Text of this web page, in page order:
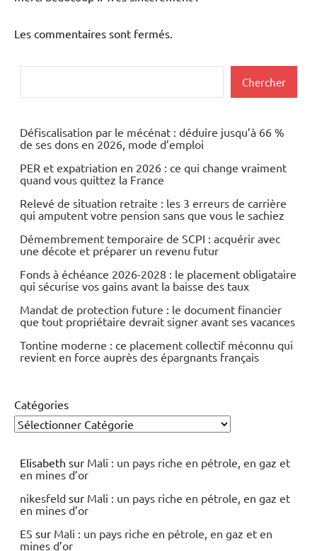
Les commentaires sont fermés.
Chercher
Défiscalisation par le mécénat : déduire jusqu’à 66 %
de ses dons en 2026, mode d’emploi
PER et expatriation en 2026 : ce qui change vraiment
quand vous quittez la France
Relevé de situation retraite : les 3 erreurs de carrière
qui amputent votre pension sans que vous le sachiez
Démembrement temporaire de SCPI : acquérir avec
une décote et préparer un revenu futur
Fonds à échéance 2026-2028 : le placement obligataire
qui sécurise vos gains avant la baisse des taux
Mandat de protection future : le document financier
que tout propriétaire devrait signer avant ses vacances
Tontine moderne : ce placement collectif méconnu qui
revient en force auprès des épargnants français
Catégories
Elisabeth sur Mali : un pays riche en pétrole, en gaz et
en mines d’or
nikesfeld sur Mali : un pays riche en pétrole, en gaz et
en mines d’or
ES sur Mali : un pays riche en pétrole, en gaz et en
mines d’or